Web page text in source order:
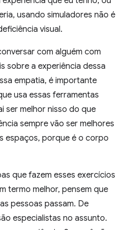
usando simuladores não é
visual.
com alguém com
sobre a experiência dessa
empatia, é importante
usa essas ferramentas
ser melhor nisso do que
sempre vão ser melhores
espaços, porque é o corpo
que fazem esses exercícios
termo melhor, pensem que
pessoas passam. De
especialistas no assunto.